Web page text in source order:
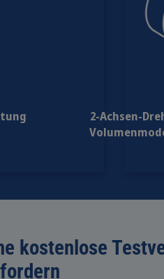
2-Achsen-
kostenlose